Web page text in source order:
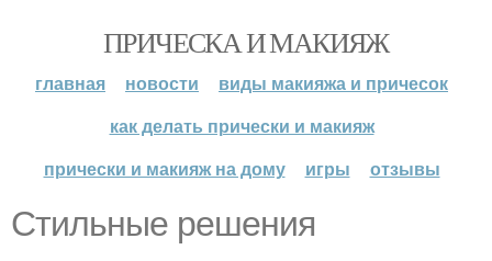
ПРИЧЕСКА И МАКИЯЖ
главная новости
виды макияжа и причесок
как делать прически и макияж
прически и макияж на дому
игры отзывы
Стильные решения